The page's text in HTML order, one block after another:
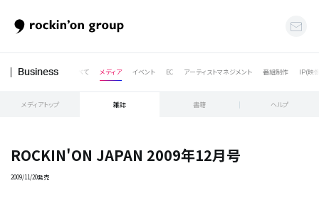
Business すべて メディア イベント EC アーティストマネジメント 番組制作 IP(映
メディアトップ 雑誌 書籍 ヘルプ
ROCKIN'ON JAPAN 2009年12月号
2009/11/20発売